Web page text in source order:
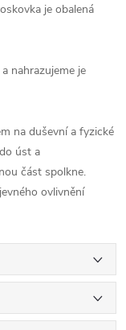
je obalená
nahrazujeme je
na duševní a fyzické
úst a
část spolkne.
ovlivnění